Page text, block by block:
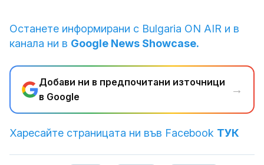
Останете информирани с Bulgaria ON AIR и в
канала ни в Google News Showcase.
Добави ни в предпочитани източници
в Google
→
Харесайте страницата ни във Facebook ТУК